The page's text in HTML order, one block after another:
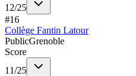
12/25
#16
Collège Fantin Latour
PublicGrenoble
Score
11/25